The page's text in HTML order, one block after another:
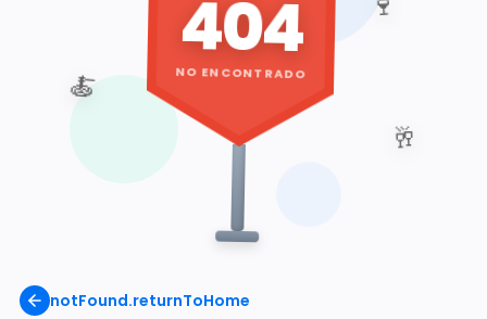
notFound.returnToHome
🥂
🍝
404
NO ENCONTRADO